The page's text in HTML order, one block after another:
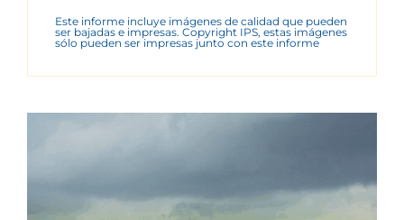
Este informe incluye imágenes de calidad que pueden
ser bajadas e impresas. Copyright IPS, estas imágenes
sólo pueden ser impresas junto con este informe